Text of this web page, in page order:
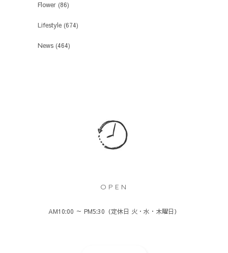
Flower (86)
Lifestyle (674)
News (464)
OPEN
AM10:00 ～ PM5:30（定休日 火・水・木曜日）